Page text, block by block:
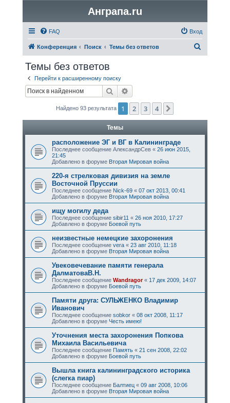
Анграпа.ru
FAQ Вход
Конференция Поиск Темы без ответов
Темы без ответов
Перейти к расширенному поиску
Поиск
Найдено 93 результата 1 2 3 4
Темы
расположение ЭГ и ВГ в Калининграде
Последнее сообщение АлександрСев« 26 июн 2015,
21:45
Добавлено в форуме Вторая Мировая война
220-я стрелковая дивизия на земле
Восточной Пруссии
Последнее сообщение Nick-69« 07 окт 2013, 00:41
Добавлено в форуме Вторая Мировая война
ищу могилу дедa
Последнее сообщение sibir11 « 26 ноя 2010, 17:27
Добавлено в форуме Боевой путь
неизвестные немецкие захоронения
Последнее сообщение vera« 23 авг 2010, 11:18
Добавлено в форуме Вторая Мировая война
Увековечевание памяти генерала
ДалматоваВ.Н.
Последнее сообщение Wandragor« 17 дек 2009, 14:07
Добавлено в форуме Боевой путь
Памяти друга: СУЛЬЖЕНКО Владимир
Иванович
Последнее сообщение sobkor« 08 окт 2008, 11:17
Добавлено в форуме Честь имею!
Уточнения места захоронения Попкова
Михаила Васильевича
Последнее сообщение Память« 21 сен 2008, 22:02
Добавлено в форуме Боевой путь
Вышла книга калининградского историка
(слегка пиар)
Последнее сообщение Балтиец« 09 авг 2008, 10:06
Добавлено в форуме Вторая Мировая война